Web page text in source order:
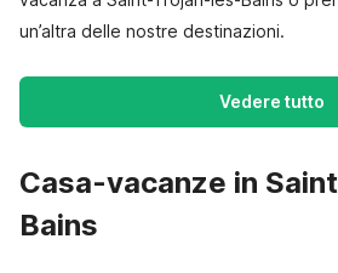
un’altra delle nostre destinazioni.
Vedere tutto
Casa-vacanze in
Bains